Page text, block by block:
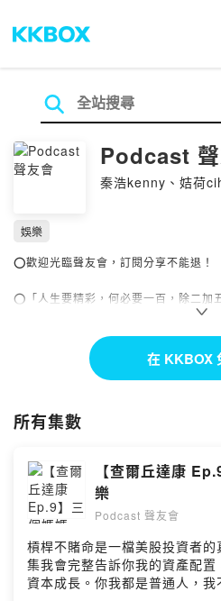
Podcast
秦浩kenny、姞荷
娛樂
⭕️歡迎光臨聲友會，訂閱分享不能退！
⭕️「人生要精彩，何必要一百，除二加
一群聲音工作者組成的Podcast「聲友
你打發時間，如果找不到喜歡的節目，
超越廣播的無極限；這裡可以聽到跳脫
原式幽默與長輩文化！
「自豪樂觀」的生活；跟著samie一起
外，我們更歡迎「你、妳、您」帶著熱
⭕敬請加入LINE好友，與我們分享您
會》的LINE@，ID：@314lksdj 。
⭕聯繫我們 (LINE@)：https://lin.ee/
⭕贊助斗內(Donate)：https://
在 KKBOX
所有集數
【查爾丘達康
樂
Podcast 聲友會
槓桿不賭命是一檔美股投資者
集我會完整告訴你我的資產配
資本成長。你我都是普通人，